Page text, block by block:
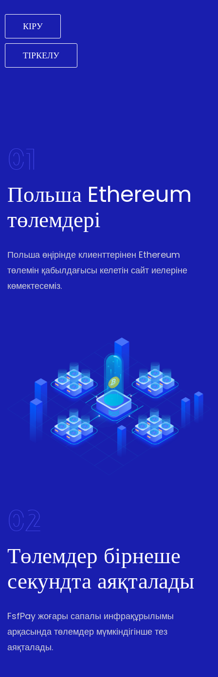
КІРУ
ТІРКЕЛУ
01
Польша Ethereum
төлемдері
Польша өңірінде клиенттерінен Ethereum
төлемін қабылдағысы келетін сайт иелеріне
көмектесеміз.
02
Төлемдер бірнеше
секундта аяқталады
FsfPay жоғары сапалы инфрақұрылымы
арқасында төлемдер мүмкіндігінше тез
аяқталады.